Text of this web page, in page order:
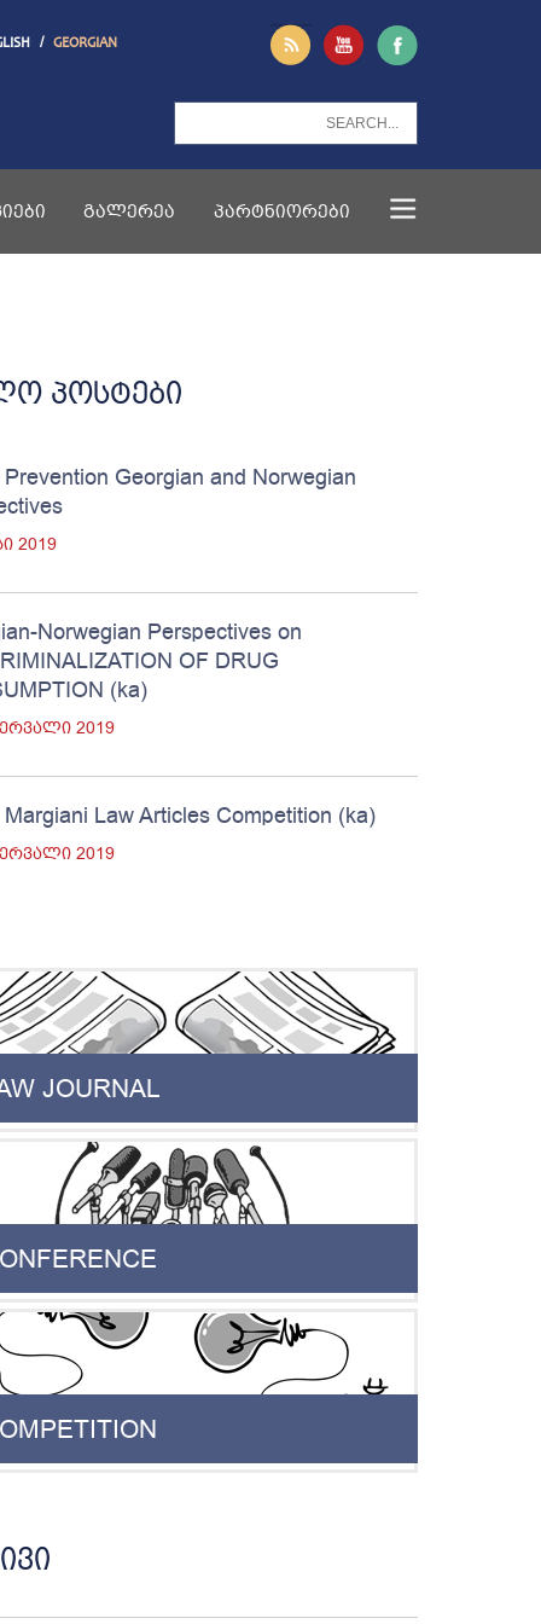
/ GEORGIAN
ᲒᲐᲚᲔᲠᲔᲐ ᲞᲐᲠᲢᲜᲘᲝᲠᲔᲑᲘ
პოსტები
Georgian and Norwegian
2019
Norwegian Perspectives on
OF DRUG
(ka)
2019
Law Articles Competition (ka)
2019
JOURNAL